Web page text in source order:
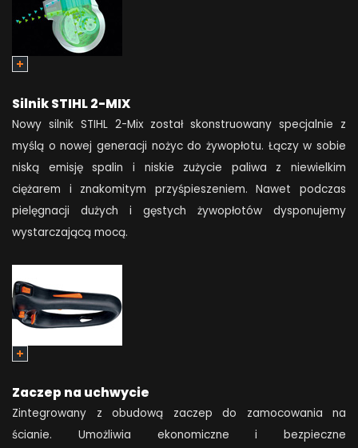
Silnik STIHL 2-MIX
Nowy silnik STIHL 2-Mix został skonstruowany specjalnie z
myślą o nowej generacji nożyc do żywopłotu. Łączy w sobie
niską emisję spalin i niskie zużycie paliwa z niewielkim
ciężarem i znakomitym przyśpieszeniem. Nawet podczas
pielęgnacji dużych i gęstych żywopłotów dysponujemy
wystarczającą mocą.
Zaczep na uchwycie
Zintegrowany z obudową zaczep do zamocowania na
ścianie. Umożliwia ekonomiczne i bezpieczne